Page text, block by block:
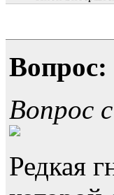
Вопрос:
Вопрос
Редкая